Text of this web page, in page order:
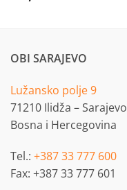
OBI SARAJEVO
Lužansko polje 9
71210 Ilidža – Sarajevo
Bosna i Hercegovina
Tel.: +387 33 777 600
Fax: +387 33 777 601